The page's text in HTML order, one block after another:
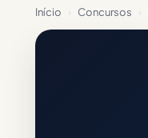
Início › Concursos ›